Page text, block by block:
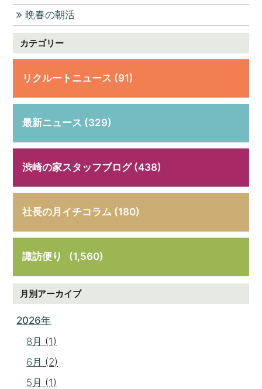
晩春の朝活
カテゴリー
リクルートニュース (91)
最新ニュース (329)
渋崎の家スタッフブログ (438)
社長の月イチコラム (180)
諏訪便り (1,560)
月別アーカイブ
2026年
8月 (1)
6月 (2)
5月 (1)